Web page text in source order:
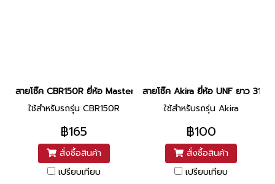
สายโช๊ค CBR150R ยี่ห้อ Master ยาว 27 นิ้ว
ใช้สำหรับรถรุ่น CBR150R
฿165
สั่งซื้อสินค้า
เปรียบเทียบ
สายโช๊ค Akira ยี่ห้อ UNF ยาว 31.5
ใช้สำหรับรถรุ่น Akira
฿100
สั่งซื้อสินค้า
เปรียบเทียบ